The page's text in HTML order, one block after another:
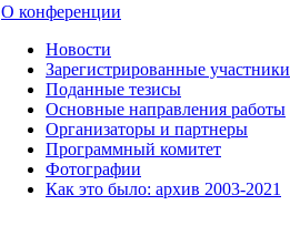
О конференции
Новости
Зарегистрированные участники
Поданные тезисы
Основные направления работы
Организаторы и партнеры
Программный комитет
Фотографии
Как это было: архив 2003-2021